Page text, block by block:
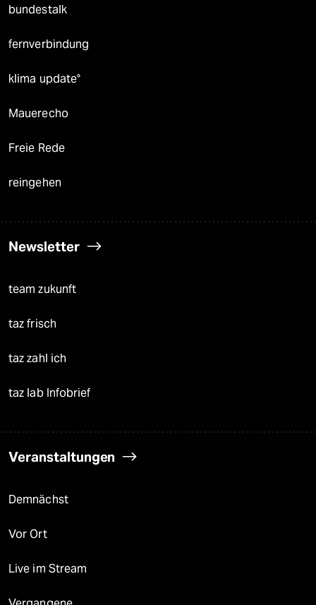
bundestalk
fernverbindung
klima update°
Mauerecho
Freie Rede
reingehen
Newsletter
team zukunft
taz frisch
taz zahl ich
taz lab Infobrief
Veranstaltungen
Demnächst
Vor Ort
Live im Stream